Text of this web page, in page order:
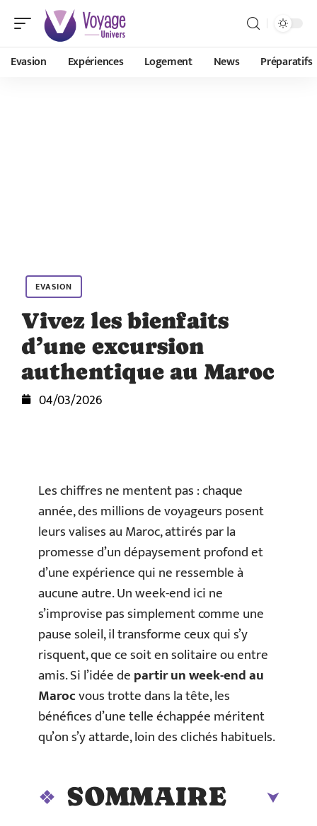
Evasion Expériences Logement News Préparatifs
EVASION
Vivez les bienfaits
d’une excursion
authentique au Maroc
04/03/2026
Les chiffres ne mentent pas : chaque
année, des millions de voyageurs posent
leurs valises au Maroc, attirés par la
promesse d’un dépaysement profond et
d’une expérience qui ne ressemble à
aucune autre. Un week-end ici ne
s’improvise pas simplement comme une
pause soleil, il transforme ceux qui s’y
risquent, que ce soit en solitaire ou entre
amis. Si l’idée departir un week-end au
Marocvous trotte dans la tête, les
bénéfices d’une telle échappée méritent
qu’on s’y attarde, loin des clichés habituels.
SOMMAIRE